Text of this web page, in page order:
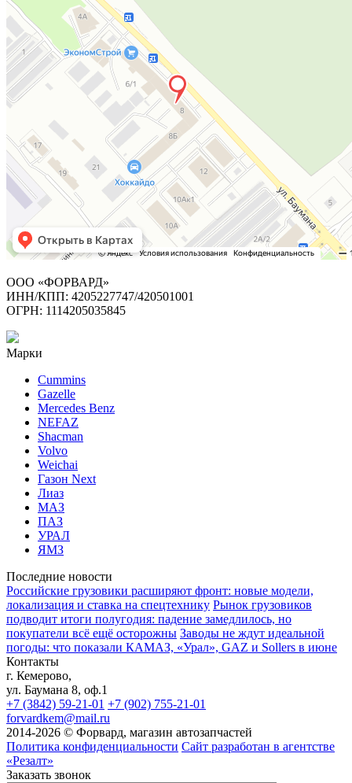
ООО «ФОРВАРД»
ИНН/КПП: 4205227747/420501001
ОГРН: 1114205035845
Марки
Cummins
Gazelle
Mercedes Benz
NEFAZ
Shacman
Volvo
Weichai
Газон Next
Лиаз
МАЗ
ПАЗ
УРАЛ
ЯМЗ
Последние новости
Российские грузовики расширяют фронт: новые модели,
локализация и ставка на спецтехнику Рынок грузовиков
подводит итоги полугодия: падение замедлилось, но
покупатели всё ещё осторожны Заводы не ждут идеальной
погоды: что показали КАМАЗ, «Урал», GAZ и Sollers в июне
Контакты
г. Кемерово,
ул. Баумана 8, оф.1
+7 (3842) 59-21-01 +7 (902) 755-21-01
forvardkem@mail.ru
2014-2026 © Форвард, магазин автозапчастей
Политика конфиденциальности Сайт разработан в агентстве
«Резалт»
Заказать звонок